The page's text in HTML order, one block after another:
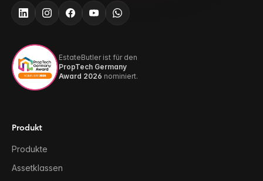
EstateButler ist für den
PropTech Germany
Award 2026 nominiert.
Produkt
Produkte
Assetklassen